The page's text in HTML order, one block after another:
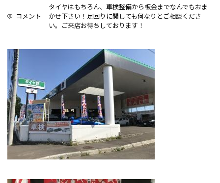
コメント
タイヤはもちろん、車検整備から板金までなんでもおま
かせ下さい！足回りに関しても何なりとご相談くださ
い。ご来店お待ちしております！